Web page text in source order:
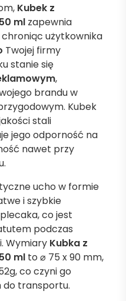
Kubek z
ml zapewnia
chroniąc użytkownika
Twojej firmy
stanie się
,
brandu w
Kubek
stali
jego odporność na
nawet przy
ucho w formie
i szybkie
co jest
podczas
Wymiary Kubka z
ml to ⌀ 75 x 90 mm,
co czyni go
do transportu.